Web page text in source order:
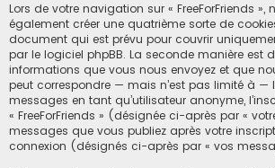
Lors de votre navigation sur « FreeForFriends »,
également créer une quatrième sorte de
document qui est prévu pour couvrir
par le logiciel phpBB. La seconde manière est
informations que vous nous envoyez et que
peut correspondre — mais n’est pas limité à
messages en tant qu’utilisateur anonyme,
« FreeForFriends » (désignée ci-après par «
messages que vous publiez après votre
connexion (désignés ci-après par « vos